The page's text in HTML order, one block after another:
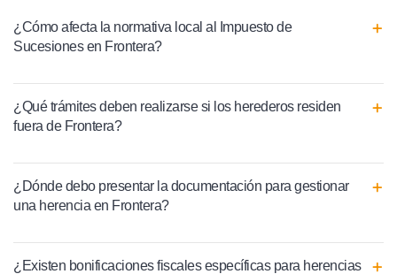
¿Cómo afecta la normativa local al Impuesto de
Sucesiones en Frontera?
¿Qué trámites deben realizarse si los herederos residen
fuera de Frontera?
¿Dónde debo presentar la documentación para gestionar
una herencia en Frontera?
¿Existen bonificaciones fiscales específicas para herencias